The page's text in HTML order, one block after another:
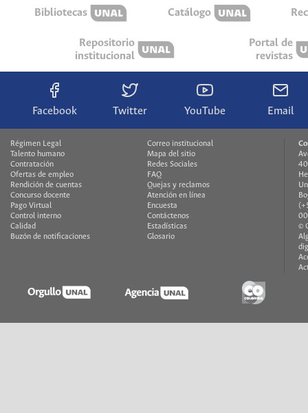
Bibliotecas Catálogo
Repositorio
institucional
Portal de
revistas
Facebook Twitter YouTube Email
Régimen Legal
Talento humano
Contratación
Ofertas de empleo
Rendición de cuentas
Concurso docente
Pago Virtual
Control interno
Calidad
Buzón de notificaciones
Correo institucional
Mapa del sitio
Redes Sociales
FAQ
Quejas y reclamos
Atención en línea
Encuesta
Contáctenos
Estadísticas
Glosario
©